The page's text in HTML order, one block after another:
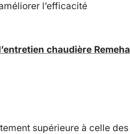
l’efficacité
chaudière Remeha
supérieure à celle des